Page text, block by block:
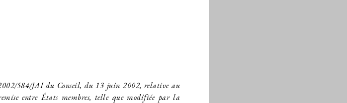
584/JAI du Conseil, du 13 juin 2002, relative au
entre États membres, telle que modifiée par la